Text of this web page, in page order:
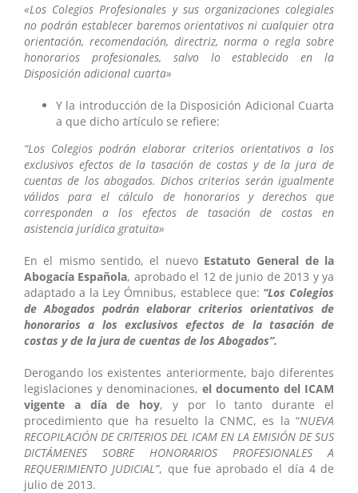
«Los Colegios Profesionales y sus organizaciones colegiales
no podrán establecer baremos orientativos ni cualquier otra
orientación, recomendación, directriz, norma o regla sobre
honorarios profesionales, salvo lo establecido en la
Disposición adicional cuarta»
Y la introducción de la Disposición Adicional Cuarta
a que dicho artículo se refiere:
“Los Colegios podrán elaborar criterios orientativos a los
exclusivos efectos de la tasación de costas y de la jura de
cuentas de los abogados. Dichos criterios serán igualmente
válidos para el cálculo de honorarios y derechos que
corresponden a los efectos de tasación de costas en
asistencia jurídica gratuita»
En el mismo sentido, el nuevo Estatuto General de la
Abogacía Española, aprobado el 12 de junio de 2013 y ya
adaptado a la Ley Ómnibus, establece que: “Los Colegios
de Abogados podrán elaborar criterios orientativos de
honorarios a los exclusivos efectos de la tasación de
costas y de la jura de cuentas de los Abogados”.
Derogando los existentes anteriormente, bajo diferentes
legislaciones y denominaciones, el documento del ICAM
vigente a día de hoy, y por lo tanto durante el
procedimiento que ha resuelto la CNMC, es la “NUEVA
RECOPILACIÓN DE CRITERIOS DEL ICAM EN LA EMISIÓN DE SUS
DICTÁMENES SOBRE HONORARIOS PROFESIONALES A
REQUERIMIENTO JUDICIAL”, que fue aprobado el día 4 de
julio de 2013.